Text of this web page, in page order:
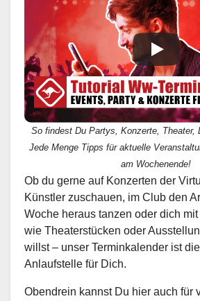
So findest Du Partys, Konzerte, Theater,
Jede Menge Tipps für aktuelle
am Wochenende!
Ob du gerne auf Konzerten der
Künstler zuschauen, im Club den
Woche heraus tanzen oder dich
wie Theaterstücken oder
willst – unser Terminkalender ist
Anlaufstelle für Dich.
Obendrein kannst Du hier auch für